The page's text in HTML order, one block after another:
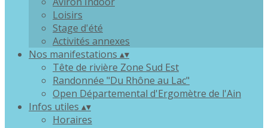
Loisirs
Stage d'été
Activités annexes
Nos manifestations ▴▾
Tête de rivière Zone Sud Est
Randonnée "Du Rhône au Lac"
Open Départemental d'Ergomètre de l'Ain
Infos utiles ▴▾
Horaires